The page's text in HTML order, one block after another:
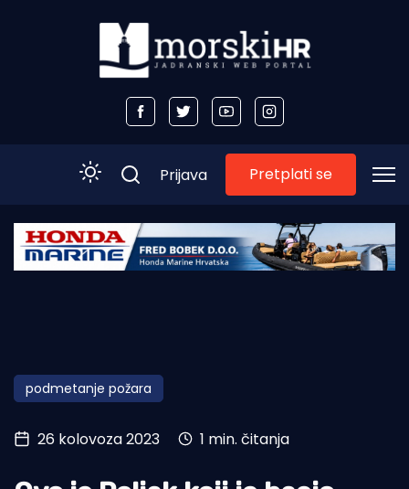
Početna
Obala
Otoci
Turizam i nautika
Pomorstvo
Prijava Pretplati se
podmetanje požara
26 kolovoza 2023 1 min. čitanja